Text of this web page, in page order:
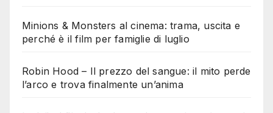
Minions & Monsters al cinema: trama, uscita e
perché è il film per famiglie di luglio
Robin Hood – Il prezzo del sangue: il mito perde
l’arco e trova finalmente un’anima